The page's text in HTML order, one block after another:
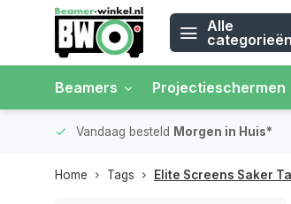
Alle
categorieën
Beamers Projectieschermen
Vandaag besteld Morgen in Huis*
Home Tags Elite Screens Saker